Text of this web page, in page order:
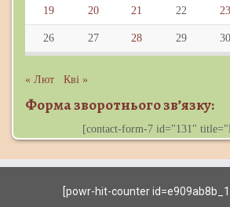
19 20 21 22 23
26 27 28 29 30
« Лют Кві »
Форма зворотнього зв’язку:
[contact-form-7 id="131"
[powr-hit-counter